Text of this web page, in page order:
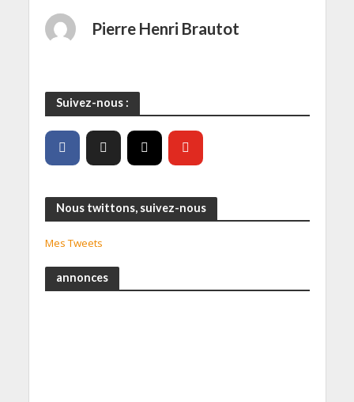
Pierre Henri Brautot
Suivez-nous :
Nous twittons, suivez-nous
Mes Tweets
annonces